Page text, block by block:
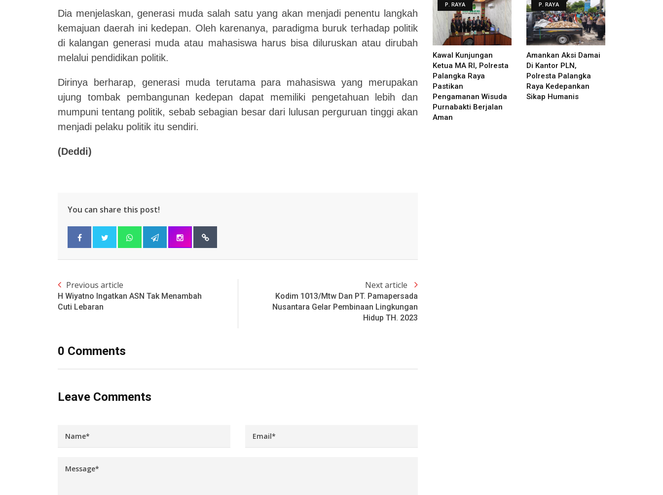
Dia menjelaskan, generasi muda salah satu yang akan menjadi penentu langkah
kemajuan daerah ini kedepan. Oleh karenanya, paradigma buruk terhadap politik
di kalangan generasi muda atau mahasiswa harus bisa diluruskan atau dirubah
melalui pendidikan politik.
Dirinya berharap, generasi muda terutama para mahasiswa yang merupakan
ujung tombak pembangunan kedepan dapat memiliki pengetahuan lebih dan
mumpuni tentang politik, sebab sebagian besar dari lulusan perguruan tinggi akan
menjadi pelaku politik itu sendiri.
(Deddi)
You can share this post!
Previous article
H Wiyatno Ingatkan ASN Tak Menambah
Cuti Lebaran
Next article
Kodim 1013/Mtw Dan PT. Pamapersada
Nusantara Gelar Pembinaan Lingkungan
Hidup TH. 2023
0 Comments
Leave Comments
P. RAYA
Kawal Kunjungan
Ketua MA RI, Polresta
Palangka Raya
Pastikan
Pengamanan Wisuda
Purnabakti Berjalan
Aman
P. RAYA
Amankan Aksi Damai
Di Kantor PLN,
Polresta Palangka
Raya Kedepankan
Sikap Humanis